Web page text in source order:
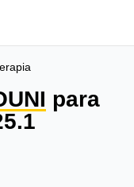
para